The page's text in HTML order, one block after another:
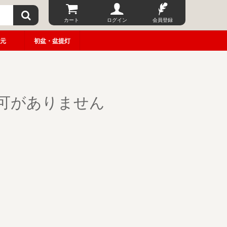
カート ログイン 会員登録
初盆・盆提灯
がありません